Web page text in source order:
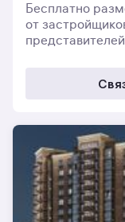
Бесплатно
от
представителей